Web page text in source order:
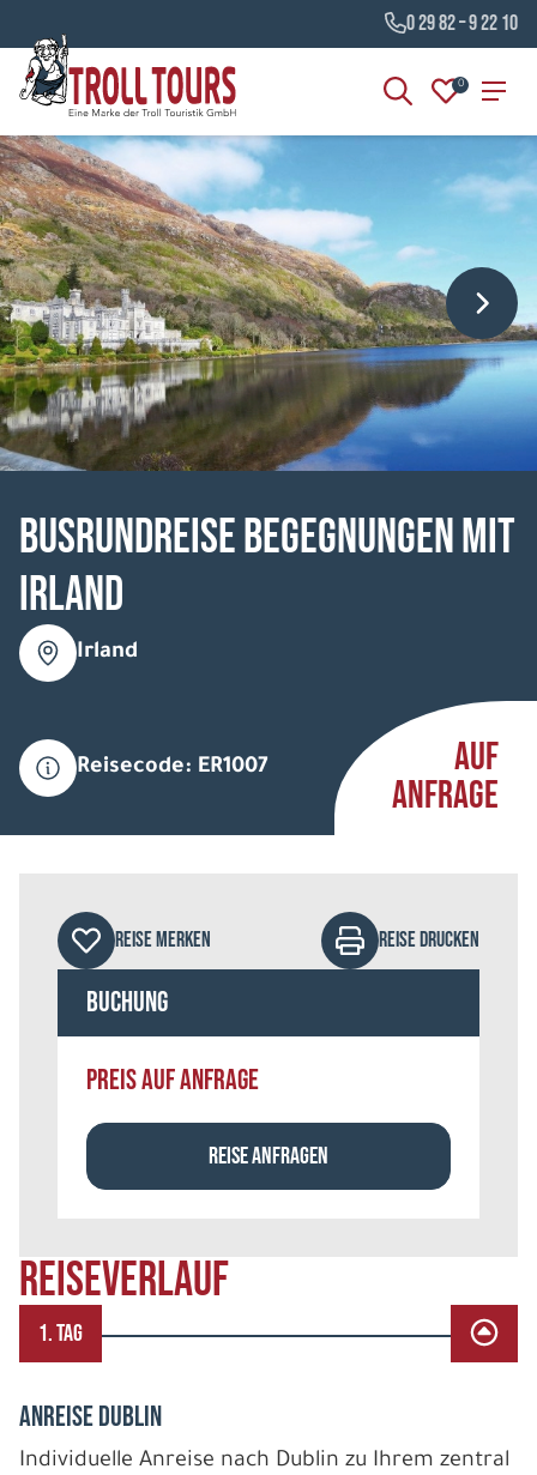
0 29 82 – 9 22 10
0
Busrundreise Begegnungen mit
Irland
Irland
Reisecode: ER1007
AUF
ANFRAGE
REISEVERLAUF
1. TAG
ANREISE DUBLIN
Individuelle Anreise nach Dublin zu Ihrem zentral
REISE MERKEN REISE DRUCKEN
Buchung
PREIS AUF ANFRAGE
REISE ANFRAGEN